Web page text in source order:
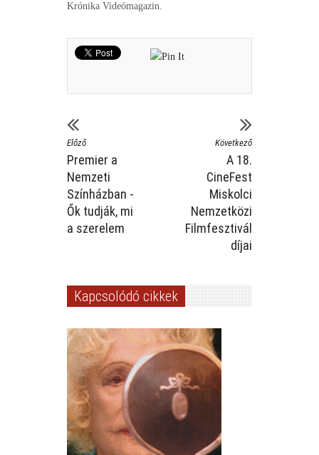
Krónika Videómagazin.
Előző
Premier a
Nemzeti
Színházban -
Ők tudják, mi
a szerelem
Következő
A 18.
CineFest
Miskolci
Nemzetközi
Filmfesztivál
díjai
Kapcsolódó cikkek